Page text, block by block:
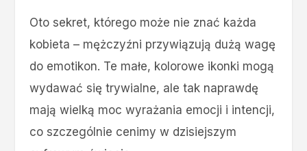
Oto sekret, którego może nie znać każda
kobieta – mężczyźni przywiązują dużą wagę
do emotikon. Te małe, kolorowe ikonki mogą
wydawać się trywialne, ale tak naprawdę
mają wielką moc wyrażania emocji i intencji,
co szczególnie cenimy w dzisiejszym